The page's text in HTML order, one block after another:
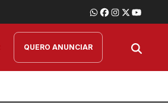
QUERO ANUNCIAR